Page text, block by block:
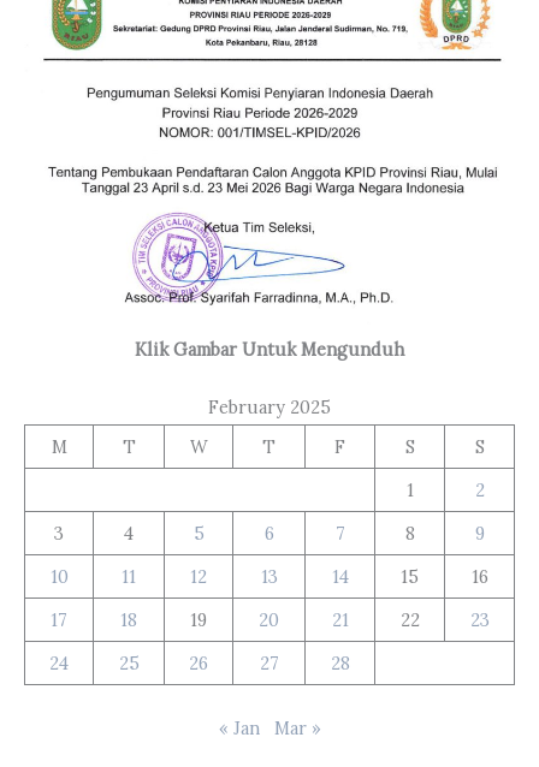
Klik Gambar Untuk Mengunduh
February 2025
M
T W T F S
S
1
2
3
4 5 6 7 8
9
10
11 12 13 14 15
16
17
18 19 20 21 22
23
24
25 26 27 28
« Jan Mar »